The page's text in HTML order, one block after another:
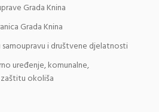
Grada Knina
Grada Knina
i društvene djelatnosti
uređenje, komunalne,
okoliša